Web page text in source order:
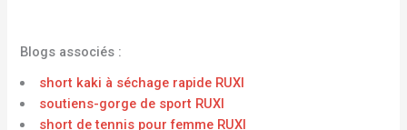
Blogs associés :
short kaki à séchage rapide RUXI
soutiens-gorge de sport RUXI
short de tennis pour femme RUXI